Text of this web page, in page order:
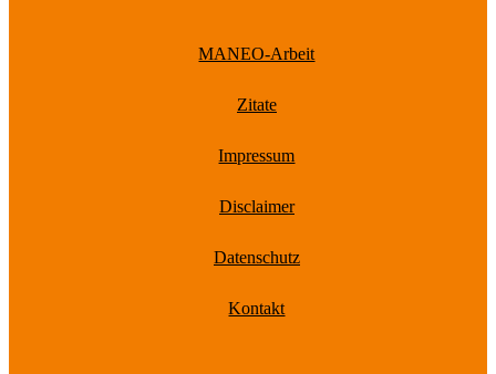
MANEO-Arbeit
Zitate
Impressum
Disclaimer
Datenschutz
Kontakt